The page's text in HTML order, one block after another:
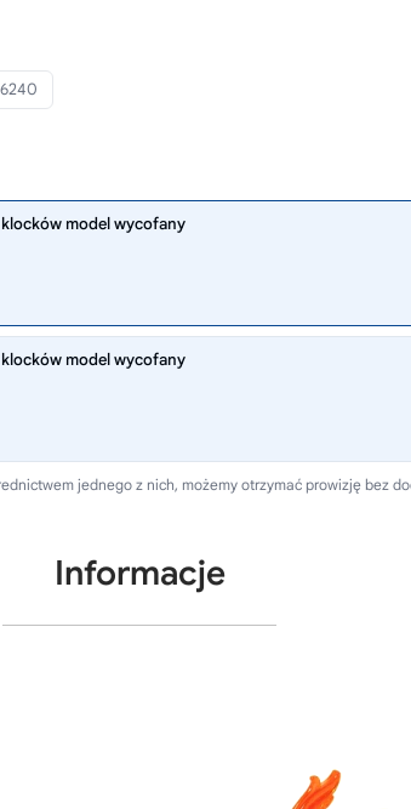
6240
klocków model wycofany
klocków model wycofany
jednego z nich, możemy otrzymać prowizję bez
Informacje